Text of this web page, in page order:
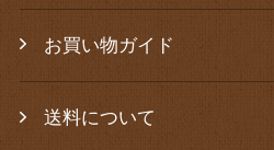
お買い物ガイド
送料について